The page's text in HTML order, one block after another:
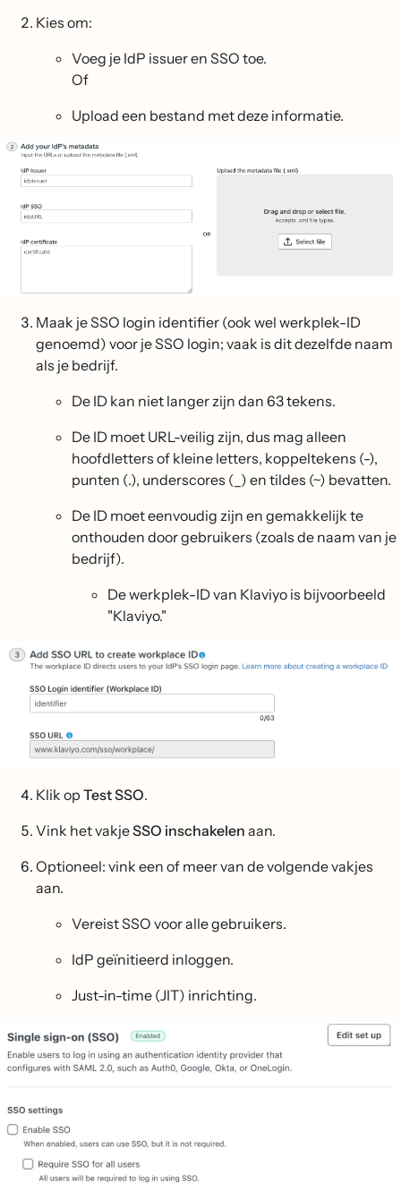
Kies om:
Voeg je IdP issuer en SSO toe.
Of
Upload een bestand met deze informatie.
Maak je SSO login identifier (ook wel werkplek-ID
genoemd) voor je SSO login; vaak is dit dezelfde naam
als je bedrijf.
De ID kan niet langer zijn dan 63 tekens.
De ID moet URL-veilig zijn, dus mag alleen
hoofdletters of kleine letters, koppeltekens (-),
punten (.), underscores (_) en tildes (~) bevatten.
De ID moet eenvoudig zijn en gemakkelijk te
onthouden door gebruikers (zoals de naam van je
bedrijf).
De werkplek-ID van Klaviyo is bijvoorbeeld
"Klaviyo."
Klik op Test SSO.
Vink het vakjeSSO inschakelen aan.
Optioneel: vink een of meer van de volgende vakjes
aan.
Vereist SSO voor alle gebruikers.
IdP geïnitieerd inloggen.
Just-in-time (JIT) inrichting.